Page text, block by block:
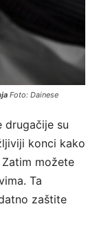
Foto: Dainese
drugačije su
konci kako
možete
Ta
zaštite